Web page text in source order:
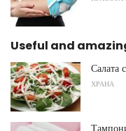
Useful and
Салата
ХРАНА